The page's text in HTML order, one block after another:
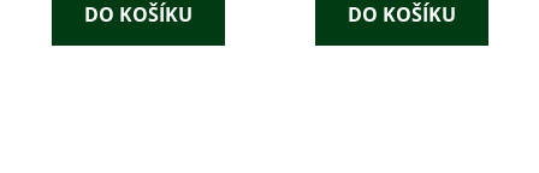
DO KOŠÍKU DO KOŠÍKU